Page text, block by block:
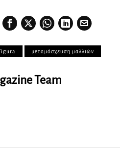
μεταμόσχευση μαλλιών
Team